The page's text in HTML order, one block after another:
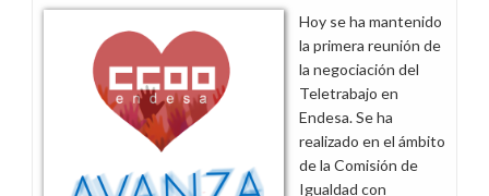
el
teletrabajo
comienza
este
próximo
viernes
Hoy se ha mantenido
la primera reunión de
la negociación del
Teletrabajo en
Endesa. Se ha
realizado en el ámbito
de la Comisión de
Igualdad con